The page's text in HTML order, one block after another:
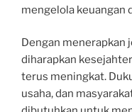
mengelola keuangan
Dengan menerapkan
diharapkan
terus meningkat.
usaha, dan